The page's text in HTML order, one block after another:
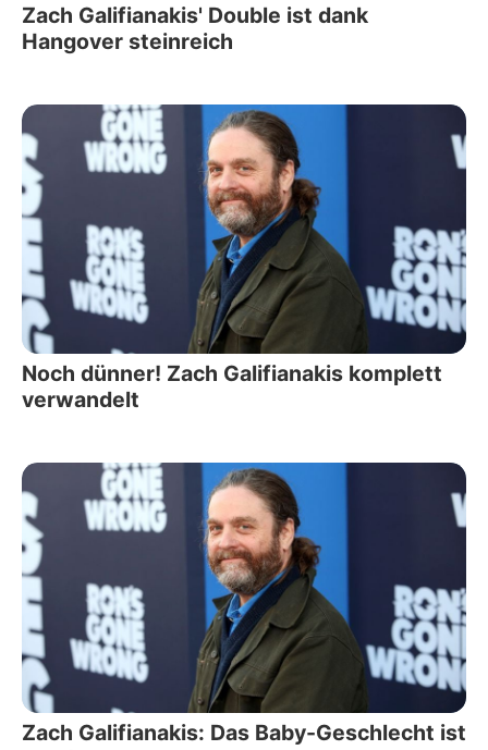
Zach Galifianakis' Double ist dank
Hangover steinreich
Noch dünner! Zach Galifianakis komplett
verwandelt
Zach Galifianakis: Das Baby-Geschlecht ist